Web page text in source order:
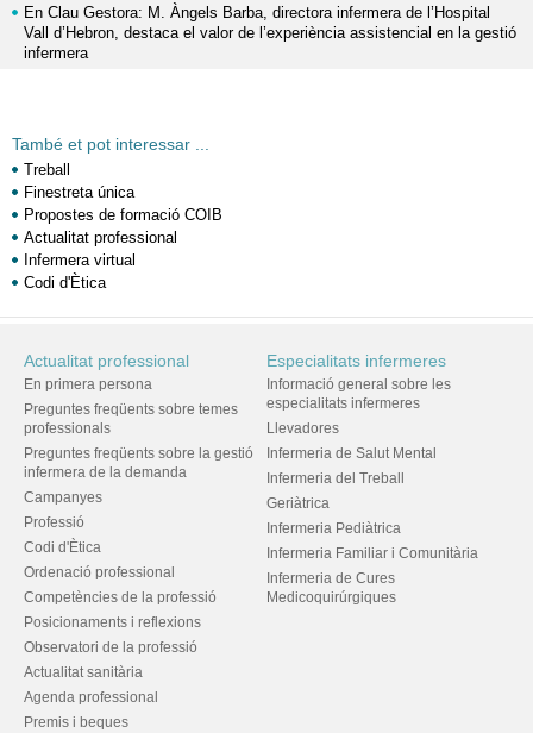
En Clau Gestora: M. Àngels Barba, directora infermera de l’Hospital
Vall d’Hebron, destaca el valor de l’experiència assistencial en la gestió
infermera
També et pot interessar ...
Treball
Finestreta única
Propostes de formació COIB
Actualitat professional
Infermera virtual
Codi d'Ètica
Actualitat professional
En primera persona
Preguntes freqüents sobre temes
professionals
Preguntes freqüents sobre la gestió
infermera de la demanda
Campanyes
Professió
Codi d'Ètica
Ordenació professional
Competències de la professió
Posicionaments i reflexions
Observatori de la professió
Actualitat sanitària
Agenda professional
Premis i beques
Especialitats infermeres
Informació general sobre les
especialitats infermeres
Llevadores
Infermeria de Salut Mental
Infermeria del Treball
Geriàtrica
Infermeria Pediàtrica
Infermeria Familiar i Comunitària
Infermeria de Cures
Medicoquirúrgiques